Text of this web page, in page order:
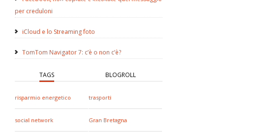
per creduloni
iCloud e lo Streaming foto
TomTom Navigator 7: c’è o non c’è?
TAGS BLOGROLL
risparmio energetico trasporti
social network Gran Bretagna